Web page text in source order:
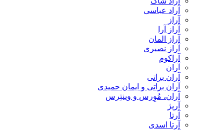
آراد عباسی
آراز
آراز آرا
آراز المان
آراز نصیری
آراکوم
آران
آران براتی
آران براتی و ایمان حمیدی
آران، مُوِرس و وینتِرس
آرپژ
آرتا
آرتا اسدی